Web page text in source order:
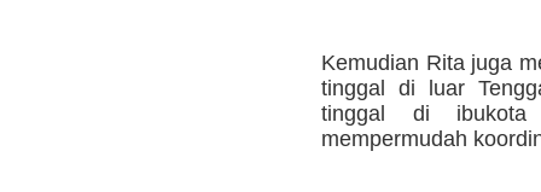
Kemudian Rita juga
tinggal di luar
tinggal di
mempermudah